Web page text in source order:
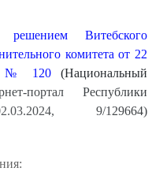
Витебского
комитета от 22
№ 120 (Национальный
портал Республики
9/129664)